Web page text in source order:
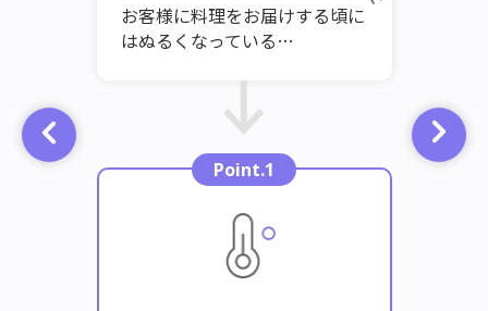
お客様に料理をお届けする頃に
はぬるくなっている…
Point.1